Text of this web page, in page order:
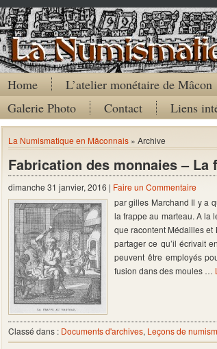
Home L’atelier monétaire de Mâcon
Galerie Photo
Contact Liens
La Numismatique en Mâconnais » Archive
Fabrication des monnaies – La
dimanche 31 janvier, 2016 | Faire un Commentaire
par gilles Marchand Il y a
la frappe au marteau. A la
que racontent Médailles et
partager ce qu’il écrivait
peuvent être employés
fusion dans des moules …
Classé dans : Documents d'archives, Leçons de